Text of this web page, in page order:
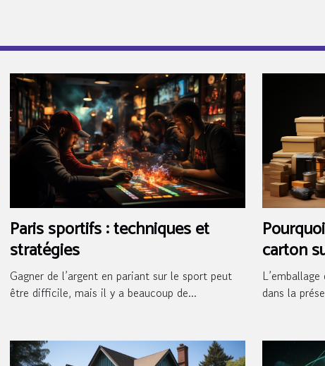
Paris sportifs : techniques et
stratégies
Gagner de l’argent en pariant sur le sport peut
être difficile, mais il y a beaucoup de...
carton
vos
dans la